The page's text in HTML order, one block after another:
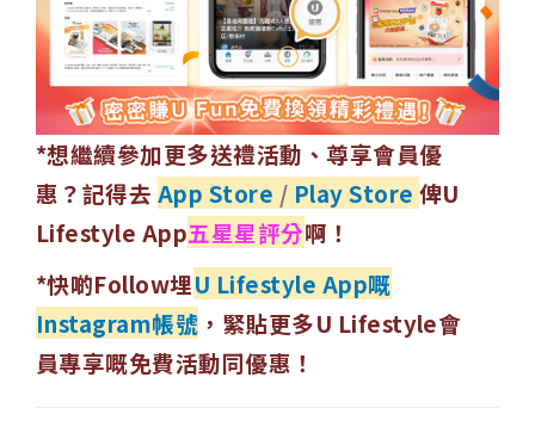
*想繼續參加更多送禮活動、尊享會員優
惠？記得去 App Store / Play Store 俾U
Lifestyle App五星星評分啊！
*快啲Follow埋U Lifestyle App嘅
Instagram帳號 ，緊貼更多U Lifestyle會
員專享嘅免費活動同優惠！